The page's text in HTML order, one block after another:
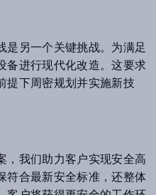
是另一个关键挑战。为满足
备进行现代化改造。这要求
提下周密规划并实施新技
，我们助力客户实现安全高
符合最新安全标准，还整体